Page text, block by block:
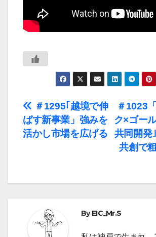
投
稿
＃1023
ク×ゴー
共同開発
共創で
＃1295｢越境で伸
ばす新事業」強みを
活かし市場を広げる
ByEIC_Mr.S